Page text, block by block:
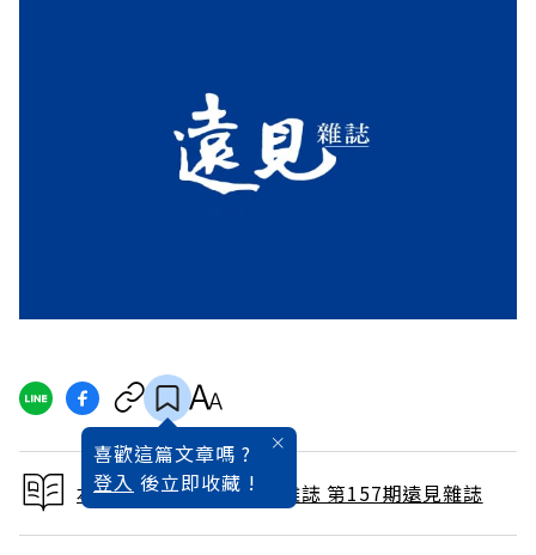
喜歡這篇文章嗎 ?
登入 後立即收藏 !
本文出自 1999 / 7月號雜誌 第157期遠見雜誌